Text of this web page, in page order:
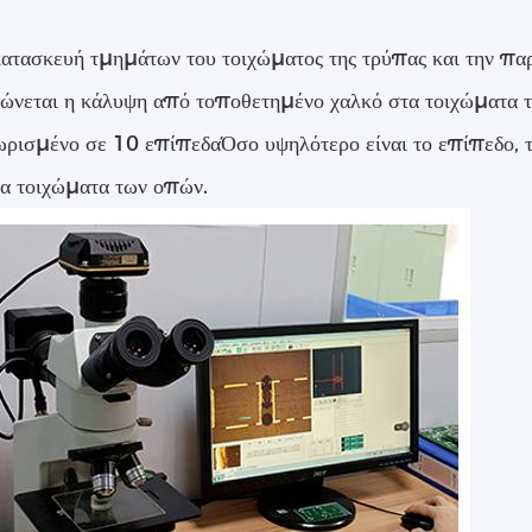
τμημάτων του τοιχώματος της τρύπας και την
η κάλυψη από τοποθετημένο χαλκό στα τοιχώματα
σε 10 επίπεδαΌσο υψηλότερο είναι το
τοιχώματα των οπών.